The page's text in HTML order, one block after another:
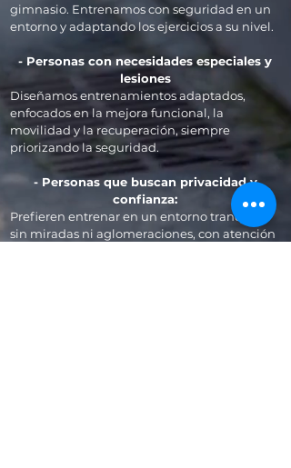
gimnasio. Entrenamos con seguridad en un
entorno y adaptando los ejercicios a su nivel.
- Personas con necesidades especiales y
lesiones
Diseñamos entrenamientos adaptados,
enfocados en la mejora funcional, la
movilidad y la recuperación, siempre
priorizando la seguridad.
- Personas que buscan privacidad y
confianza:
Prefieren entrenar en un entorno tranquilo
sin miradas ni aglomeraciones, con atención